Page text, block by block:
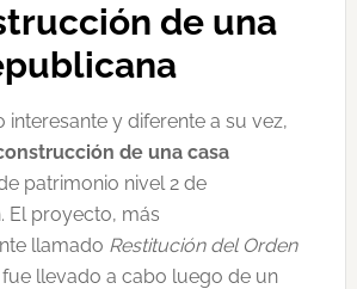
de una
interesante y diferente a su vez,
de una casa
patrimonio nivel 2 de
El proyecto, más
llamado Restitución del Orden
fue llevado a cabo luego de un